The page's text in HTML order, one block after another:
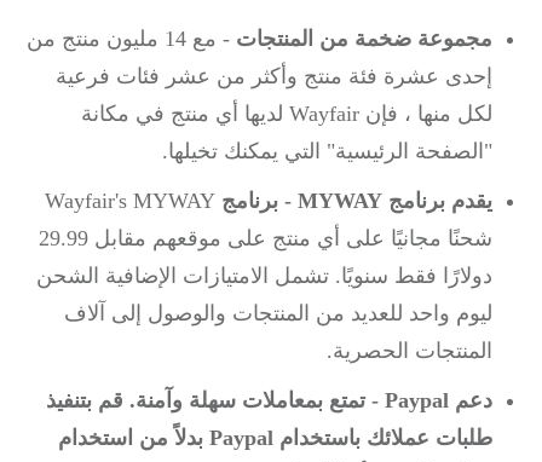
مجموعة ضخمة من المنتجات
- مع 14 مليون منتج من
إحدى عشرة فئة منتج وأكثر من عشر فئات فرعية
لكل منها ، فإن Wayfair لديها أي منتج في مكانة
"الصفحة الرئيسية" التي يمكنك تخيلها.
يقدم برنامج MYWAY - برنامج
Wayfair's MYWAY
شحنًا مجانيًا على أي منتج على موقعهم مقابل 29.99
دولارًا فقط سنويًا.تشمل الامتيازات الإضافية الشحن
ليوم واحد للعديد من المنتجات والوصول إلى آلاف
المنتجات الحصرية.
دعم Paypal - تمتع بمعاملات سهلة وآمنة.
قم بتنفيذ
طلبات عملائك باستخدام Paypal بدلاً من استخدام